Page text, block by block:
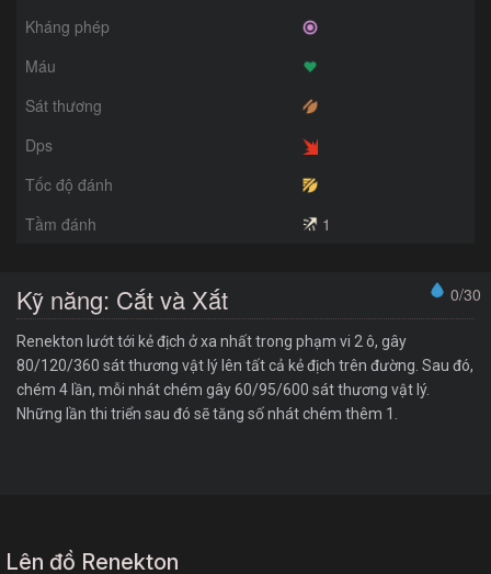
Kháng phép
Máu
Sát thương
Dps
Tốc độ đánh
Tầm đánh
1
Kỹ năng: Cắt và Xắt 0/30
Renekton lướt tới kẻ địch ở xa nhất trong phạm vi 2 ô, gây
80/120/360 sát thương vật lý lên tất cả kẻ địch trên đường. Sau đó,
chém 4 lần, mỗi nhát chém gây 60/95/600 sát thương vật lý.
Những lần thi triển sau đó sẽ tăng số nhát chém thêm 1.
Lên đồ Renekton